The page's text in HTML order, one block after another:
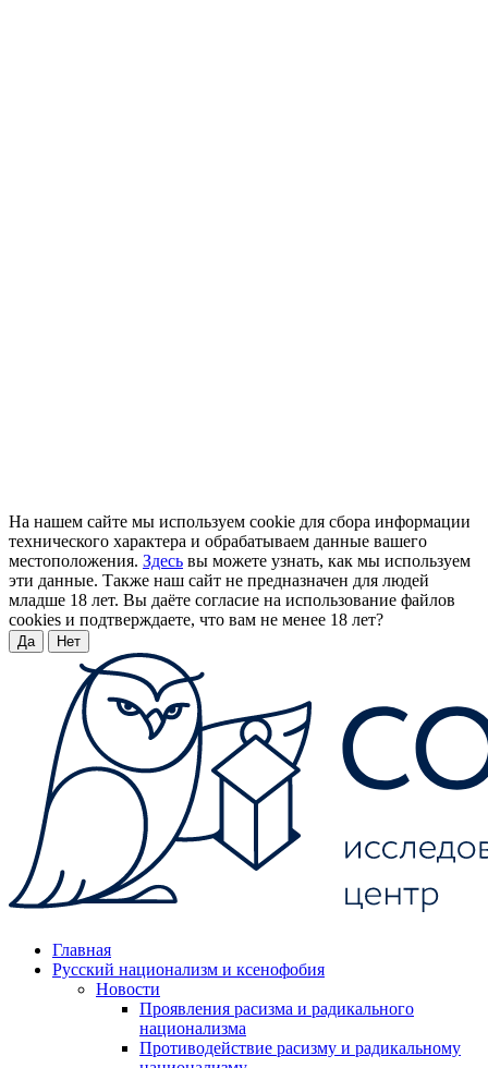
На нашем сайте мы используем cookie для сбора информации
технического характера и обрабатываем данные вашего
местоположения. Здесь вы можете узнать, как мы используем
эти данные. Также наш сайт не предназначен для людей
младше 18 лет. Вы даёте согласие на использование файлов
cookies и подтверждаете, что вам не менее 18 лет?
Да Нет
Главная
Русский национализм и ксенофобия
Новости
Проявления расизма и радикального
национализма
Противодействие расизму и радикальному